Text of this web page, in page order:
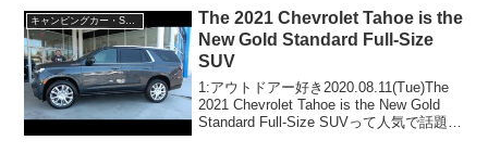
キャンピングカー・SUV人気車種
The 2021 Chevrolet Tahoe is the
New Gold Standard Full-Size
SUV
1:アウトドアー好き2020.08.11(Tue)The
2021 Chevrolet Tahoe is the New Gold
Standard Full-Size SUVって人気で話題ら